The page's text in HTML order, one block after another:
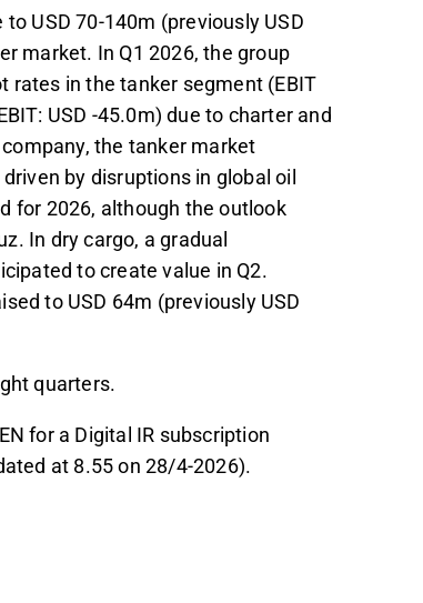
USD 70-140m (previously USD
market. In Q1 2026, the group
rates in the tanker segment (EBIT
USD -45.0m) due to charter and
the tanker market
by disruptions in global oil
for 2026, although the outlook
In dry cargo, a gradual
to create value in Q2.
to USD 64m (previously USD
quarters.
for a Digital IR subscription
at 8.55 on 28/4-2026).